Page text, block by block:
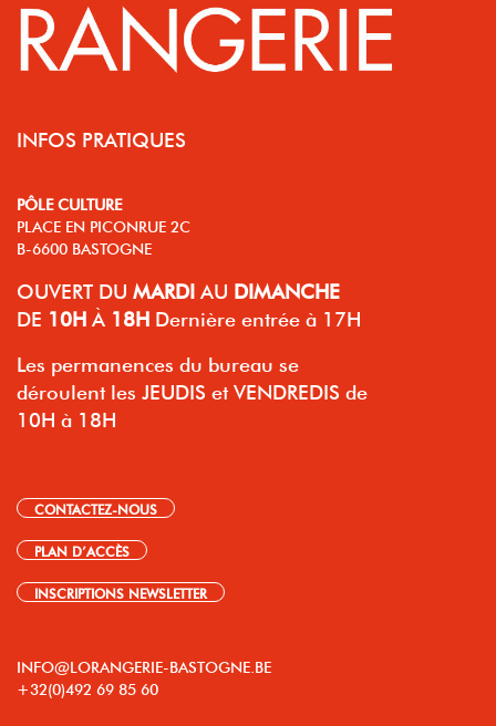
INFOS PRATIQUES
PÔLE CULTURE
PLACE EN PICONRUE 2C
B-6600 BASTOGNE
OUVERT DU MARDI AU DIMANCHE
DE 10H À 18H Dernière entrée à 17H
Les permanences du bureau se
déroulent les JEUDIS et VENDREDIS de
10H à 18H
CONTACTEZ-NOUS
PLAN D’ACCÈS
INSCRIPTIONS NEWSLETTER
INFO@LORANGERIE-BASTOGNE.BE
+32(0)492 69 85 60